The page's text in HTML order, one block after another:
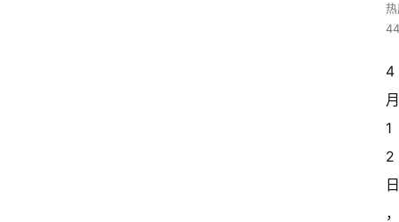
4
1
2